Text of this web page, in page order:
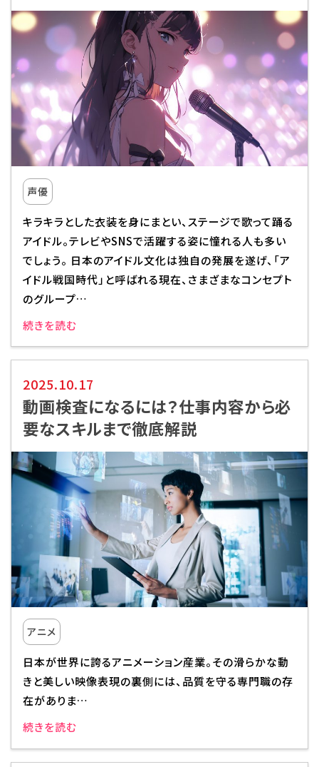
声優
キラキラとした衣装を身にまとい、ステージで歌って踊る
アイドル。テレビやSNSで活躍する姿に憧れる人も多い
でしょう。 日本のアイドル文化は独自の発展を遂げ、「ア
イドル戦国時代」と呼ばれる現在、さまざまなコンセプト
のグループ…
続きを読む
2025.10.17
動画検査になるには？仕事内容から必
要なスキルまで徹底解説
アニメ
日本が世界に誇るアニメーション産業。その滑らかな動
きと美しい映像表現の裏側には、品質を守る専門職の存
在がありま…
続きを読む